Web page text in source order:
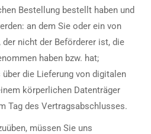
Bestellung bestellt haben und
an dem Sie oder ein von
der nicht der Beförderer ist, die
haben bzw. hat;
die Lieferung von digitalen
körperlichen Datenträger
Tag des Vertragsabschlusses.
müssen Sie uns